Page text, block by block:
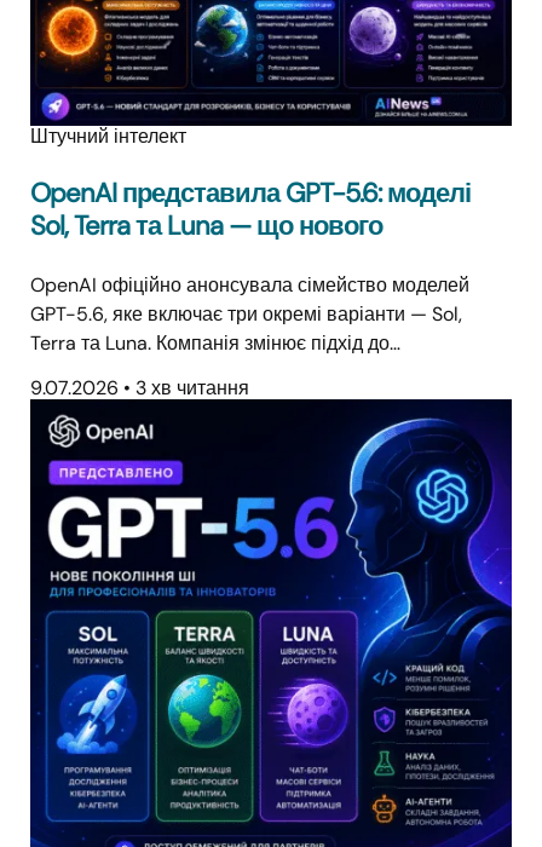
Штучний інтелект
OpenAI представила GPT-5.6: моделі
Sol, Terra та Luna — що нового
OpenAI офіційно анонсувала сімейство моделей
GPT-5.6, яке включає три окремі варіанти — Sol,
Terra та Luna. Компанія змінює підхід до…
9.07.2026 • 3 хв читання